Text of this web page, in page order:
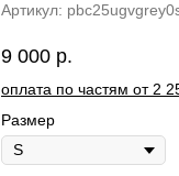
Артикул:
9 000 р.
оплата по частям от 2
Размер